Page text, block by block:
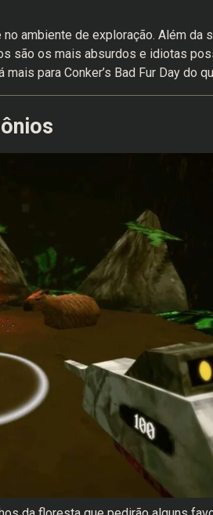
ambiente de exploração. Além da
são os mais absurdos e idiotas
para Conker’s Bad Fur Day do